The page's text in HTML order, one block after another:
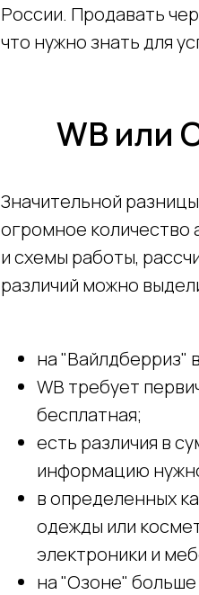
России. Продавать
что нужно знать для
WB или
Значительной
огромное количество
и схемы работы,
различий можно
на "Вайлдберриз"
WB требует
бесплатная;
есть различия в
информацию
в определенных
одежды или
электроники и
на "Озоне"